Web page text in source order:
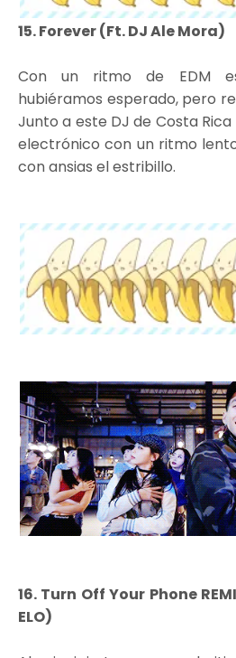
15. Forever (Ft. DJ Ale Mora)
Con un ritmo de EDM
hubiéramos esperado, pero
Junto a este DJ de Costa
electrónico con un ritmo
con ansias el estribillo.
16. Turn Off Your Phone
ELO)